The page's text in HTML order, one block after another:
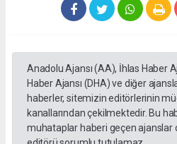
Anadolu Ajansı (AA), İhlas Haber
Haber Ajansı (DHA) ve diğer
haberler, sitemizin editörlerinin
kanallarından çekilmektedir. Bu
muhataplar haberi geçen ajanslar